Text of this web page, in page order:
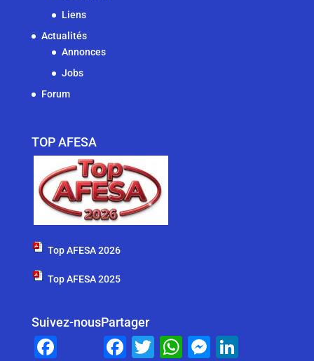
Liens
Actualités
Annonces
Jobs
Forum
TOP AFESA
Top AFESA 2026
Top AFESA 2025
Suivez-nousPartager
F
T W
M